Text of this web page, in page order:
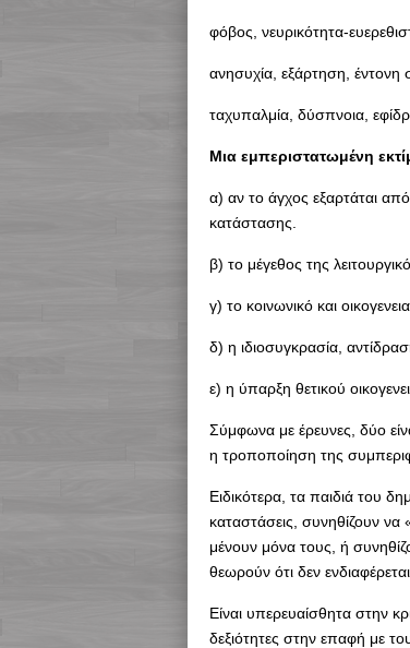
φόβος, νευρικότητα-
ανησυχία, εξάρτηση, έντονη
ταχυπαλμία, δύσπνοια,
Μια εμπεριστατωμένη
α) αν το άγχος εξαρτάται
κατάστασης.
β) το μέγεθος της
γ) το κοινωνικό και
δ) η ιδιοσυγκρασία,
ε) η ύπαρξη θετικού
Σύμφωνα με έρευνες, δύο
η τροποποίηση της
Ειδικότερα, τα παιδιά του
καταστάσεις, συνηθίζουν
μένουν μόνα τους, ή
θεωρούν ότι δεν
Είναι υπερευαίσθητα στην
δεξιότητες στην επαφή με